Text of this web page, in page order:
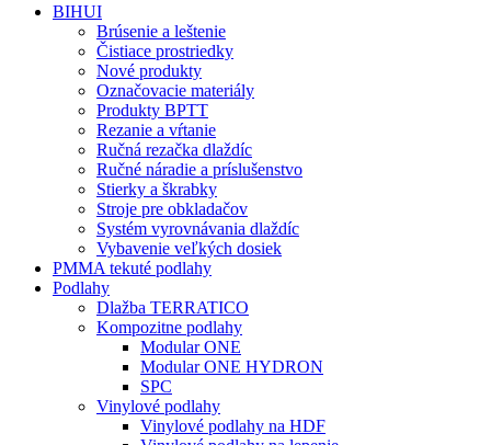
môžete
vybrať
na
stránke
produktu.
BIHUI
Brúsenie a leštenie
Čistiace prostriedky
Nové produkty
Označovacie materiály
Produkty BPTT
Rezanie a vŕtanie
Ručná rezačka dlaždíc
Ručné náradie a príslušenstvo
Stierky a škrabky
Stroje pre obkladačov
Systém vyrovnávania dlaždíc
Vybavenie veľkých dosiek
PMMA tekuté podlahy
Podlahy
Dlažba TERRATICO
Kompozitne podlahy
Modular ONE
Modular ONE HYDRON
SPC
Vinylové podlahy
Vinylové podlahy na HDF